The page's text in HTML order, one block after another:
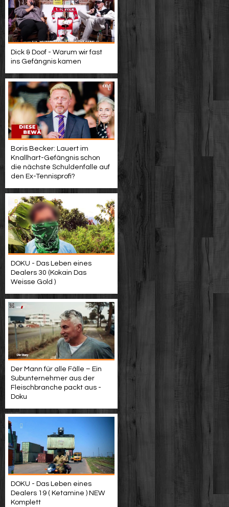
Dick & Doof - Warum wir fast
ins Gefängnis kamen
Boris Becker: Lauert im
Knallhart-Gefängnis schon
die nächste Schuldenfalle auf
den Ex-Tennisprofi?
DOKU - Das Leben eines
Dealers 30 (Kokain Das
Weisse Gold )
Der Mann für alle Fälle – Ein
Subunternehmer aus der
Fleischbranche packt aus -
Doku
DOKU - Das Leben eines
Dealers 19 ( Ketamine ) NEW
Komplett